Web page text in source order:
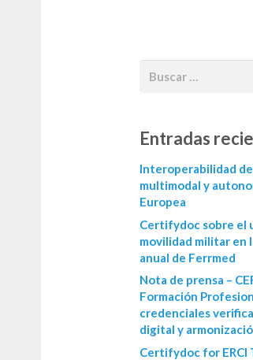
Entradas
Interoperabilidad
multimodal y
Europea
Certifydoc sobre el
movilidad militar en
anual de Ferrmed
Nota de prensa –
Formación
credenciales
digital y
Certifydoc for ERCI